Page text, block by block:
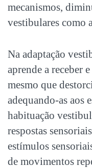
mecanismos,
vestibulares como
Na adaptação
aprende a receber
mesmo que
adequando-as aos
habituação
respostas
estímulos
de movimentos